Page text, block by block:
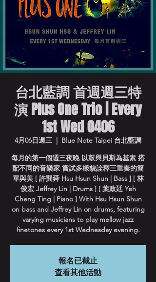
台北藍調 首週週三特
演 Plus One Trio | Every
1st Wed 0406
4月06日週三
  |
Blue Note Taipei 台北藍調
每月的第一個週三夜晚 以鼓與貝斯為基素 搭
配不同的音樂家 嘗試多樣貌詮釋三重奏的簡
單與美 [ 許巽舜 Hsu Hsun Shun | Bass ] [ 林
俊宏 Jeffrey Lin | Drums ] [ 葉政廷 Yeh
Cheng Ting | Piano ] With Hsu Hsun Shun
on bass and Jeffrey Lin on drums, featuring
varying musicians to play mellow jazz
finetones every 1st Wednesday evening.
報名已截止
查看其他活動